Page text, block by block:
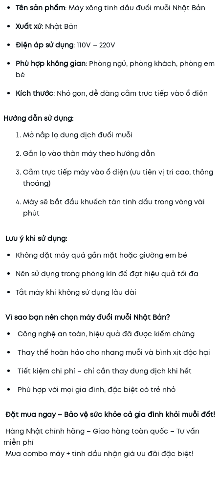
Tên sản phẩm: Máy xông tinh dầu đuổi muỗi Nhật Bản
Xuất xứ: Nhật Bản
Điện áp sử dụng: 110V – 220V
Phù hợp không gian: Phòng ngủ, phòng khách, phòng em
bé
Kích thước: Nhỏ gọn, dễ dàng cắm trực tiếp vào ổ điện
Hướng dẫn sử dụng:
Mở nắp lọ dung dịch đuổi muỗi
Gắn lọ vào thân máy theo hướng dẫn
Cắm trực tiếp máy vào ổ điện (ưu tiên vị trí cao, thông
thoáng)
Máy sẽ bắt đầu khuếch tán tinh dầu trong vòng vài
phút
Lưu ý khi sử dụng:
Không đặt máy quá gần mặt hoặc giường em bé
Nên sử dụng trong phòng kín để đạt hiệu quả tối đa
Tắt máy khi không sử dụng lâu dài
Vì sao bạn nên chọn máy đuổi muỗi Nhật Bản?
Công nghệ an toàn, hiệu quả đã được kiểm chứng
Thay thế hoàn hảo cho nhang muỗi và bình xịt độc hại
Tiết kiệm chi phí – chỉ cần thay dung dịch khi hết
Phù hợp với mọi gia đình, đặc biệt có trẻ nhỏ
Đặt mua ngay – Bảo vệ sức khỏe cả gia đình khỏi muỗi đốt!
Hàng Nhật chính hãng – Giao hàng toàn quốc – Tư vấn
miễn phí
Mua combo máy + tinh dầu nhận giá ưu đãi đặc biệt!